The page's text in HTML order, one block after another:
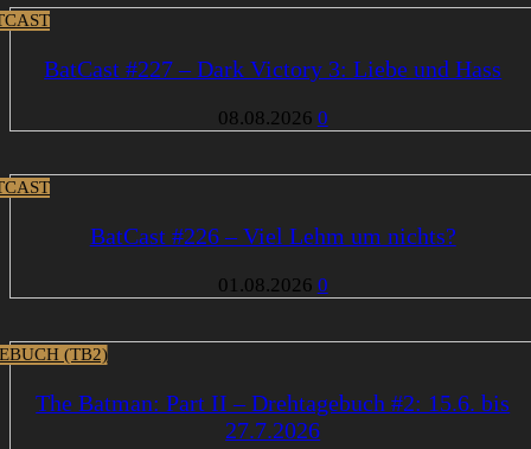
BatCast #227 – Dark Victory 3: Liebe und Hass
08.08.2026 0
BatCast #226 – Viel Lehm um nichts?
01.08.2026 0
(TB2)
The Batman: Part II – Drehtagebuch #2: 15.6. bis
27.7.2026